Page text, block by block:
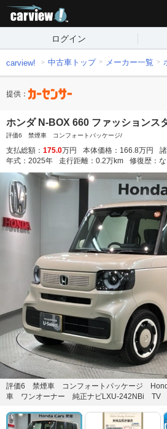
ログイン
carview! 中古車トップ メーカー一覧
提供：
ホンダ N-BOX 660 ファッションス
評価6 禁煙車 コンフォートパッケージ/
支払総額： 175.0万円 本体価格： 166.8万円
年式： 2025年 走行距離： 0.2万km 修復歴：
評価6 禁煙車 コンフォートパッケージ
車 ワンオーナー 純正ナビLXU-242NBi TV